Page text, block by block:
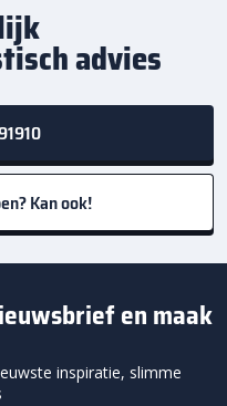
advies
Kan ook!
en maak
inspiratie, slimme